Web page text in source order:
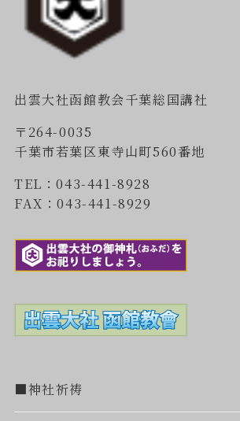
出雲大社函館教会千葉総国講社
〒264-0035
千葉市若葉区東寺山町560番地
TEL：043-441-8928
FAX：043-441-8929
■神社祈祷